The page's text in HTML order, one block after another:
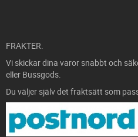
FRAKTER.
Vi skickar dina varor snabbt och
eller Bussgods.
Du väljer själv det fraktsätt som